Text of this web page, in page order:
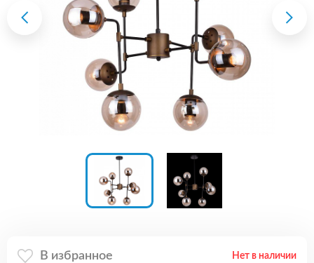
В избранное Нет в наличии